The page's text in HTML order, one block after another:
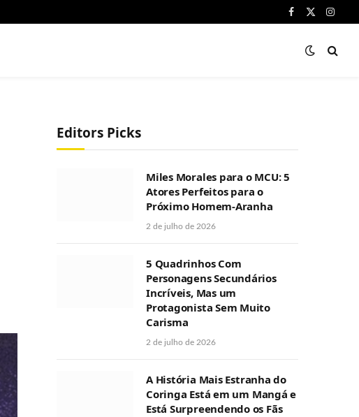
Facebook
X
Editors Picks
Miles Morales para o MCU: 5
Atores Perfeitos para o
Próximo Homem-Aranha
2 de julho de 2026
5 Quadrinhos Com
Personagens Secundários
Incríveis, Mas um
Protagonista Sem Muito
Carisma
2 de julho de 2026
A História Mais Estranha do
Coringa Está em um Mangá e
Está Surpreendendo os Fãs